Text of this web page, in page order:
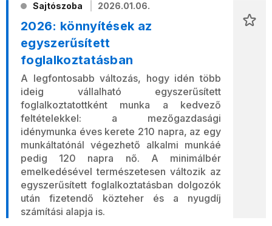
Sajtószoba 2026.01.06.
2026: könnyítések az
egyszerűsített
foglalkoztatásban
A legfontosabb változás, hogy idén több
ideig vállalható egyszerűsített
foglalkoztatottként munka a kedvező
feltételekkel: a mezőgazdasági
idénymunka éves kerete 210 napra, az egy
munkáltatónál végezhető alkalmi munkáé
pedig 120 napra nő. A minimálbér
emelkedésével természetesen változik az
egyszerűsített foglalkoztatásban dolgozók
után fizetendő közteher és a nyugdíj
számítási alapja is.